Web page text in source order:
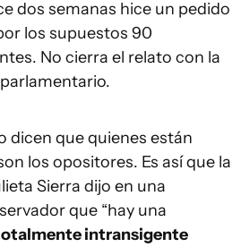
dos semanas hice un pedido
los supuestos 90
No cierra el relato con la
dicen que quienes están
los opositores. Es así que la
Sierra dijo en una
que “hay una
intransigente